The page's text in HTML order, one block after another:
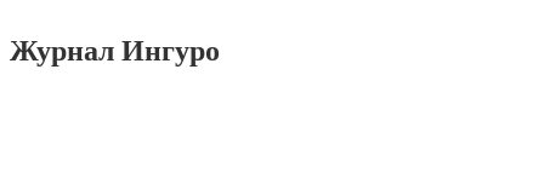
Журнал Ингуро